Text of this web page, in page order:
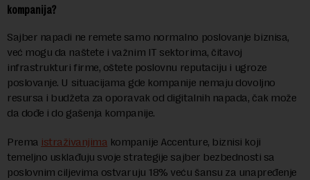
kompanija?
Sajber napadi ne remete samo normalno poslovanje biznisa,
već mogu da naštete i važnim IT sektorima, čitavoj
infrastrukturi firme, oštete poslovnu reputaciju i ugroze
poslovanje. U situacijama gde kompanije nemaju dovoljno
resursa i budžeta za oporavak od digitalnih napada, čak može
da dođe i do gašenja kompanije.
Prema istraživanjima kompanije Accenture, biznisi koji
temeljno usklađuju svoje strategije sajber bezbednosti sa
poslovnim ciljevima ostvaruju 18% veću šansu za unapređenje